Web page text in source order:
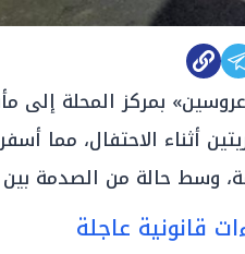
بمركز المحلة إلى
وسط حالة من الصدمة بين
قانونية عاجلة